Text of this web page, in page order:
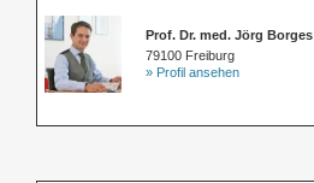
Prof. Dr. med. Jörg Borges
79100 Freiburg
» Profil ansehen